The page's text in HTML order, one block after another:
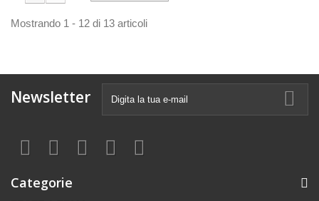
Mostrando 1 - 12 di 13 articoli
Newsletter
Categorie